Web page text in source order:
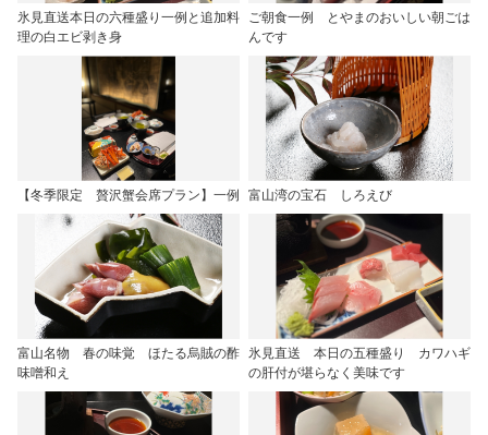
氷見直送本日の六種盛り一例と追加料
理の白エビ剥き身
ご朝食一例 とやまのおいしい朝ごは
んです
【冬季限定 贅沢蟹会席プラン】一例 富山湾の宝石 しろえび
富山名物 春の味覚 ほたる烏賊の酢
味噌和え
氷見直送 本日の五種盛り カワハギ
の肝付が堪らなく美味です